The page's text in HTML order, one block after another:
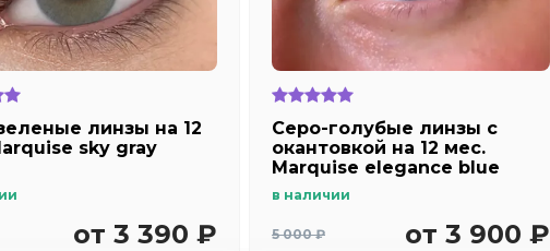
линзы на 12
sky gray
от 3 390 ₽
Серо-голубые линзы c
окантовкой на 12 мес.
Marquise elegance blue
в наличии
5 000 ₽ от 3 900 ₽